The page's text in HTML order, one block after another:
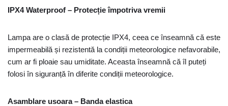
IPX4 Waterproof – Protecție împotriva vremii
Lampa are o clasă de protecție IPX4, ceea ce înseamnă că este
impermeabilă și rezistentă la condiții meteorologice nefavorabile,
cum ar fi ploaie sau umiditate. Aceasta înseamnă că îl puteți
folosi în siguranță în diferite condiții meteorologice.
Asamblare usoara – Banda elastica